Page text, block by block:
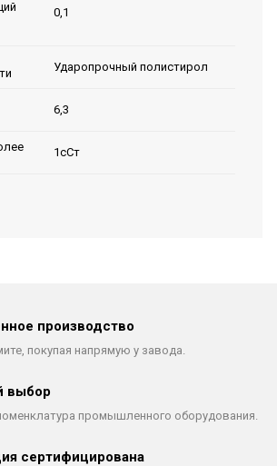
0,1
Ударопрочный полистирол
6,3
1сСт
производство
покупая напрямую у завода.
выбор
промышленного оборудования.
сертифицирована